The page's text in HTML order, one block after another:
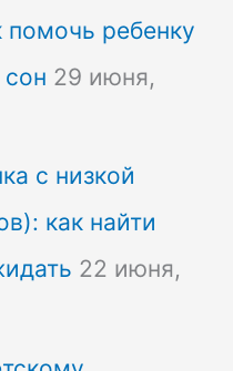
помочь ребенку
29 июня,
с низкой
как найти
22 июня,